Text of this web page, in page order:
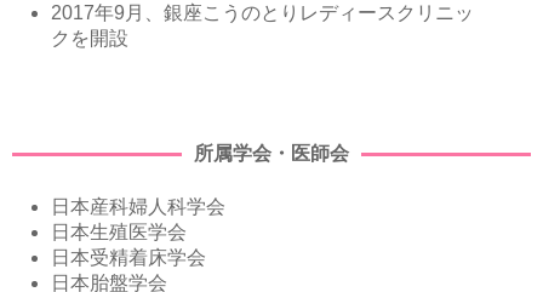
2017年9月、銀座こうのとりレディースクリニッ
クを開設
所属学会・医師会
日本産科婦人科学会
日本生殖医学会
日本受精着床学会
日本胎盤学会